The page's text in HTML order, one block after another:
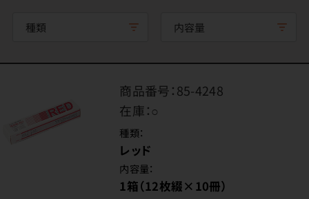
種類 内容量
商品番号：85-4248
在庫：○
種類：
レッド
内容量：
1箱（12枚綴×10冊）